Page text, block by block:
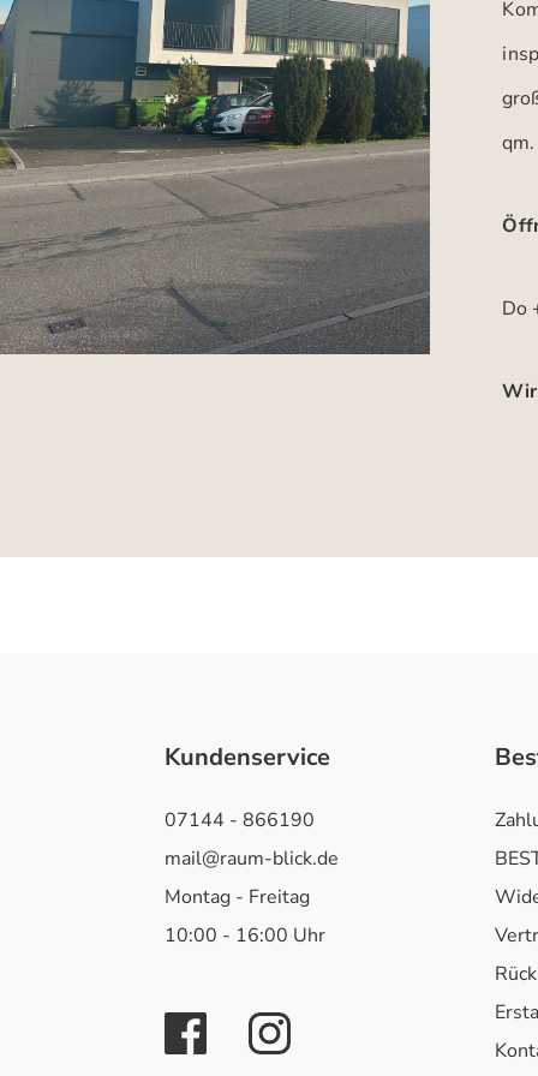
Do
Kundenservice
07144 - 866190
mail@raum-blick.de
Montag - Freitag
10:00 - 16:00 Uhr